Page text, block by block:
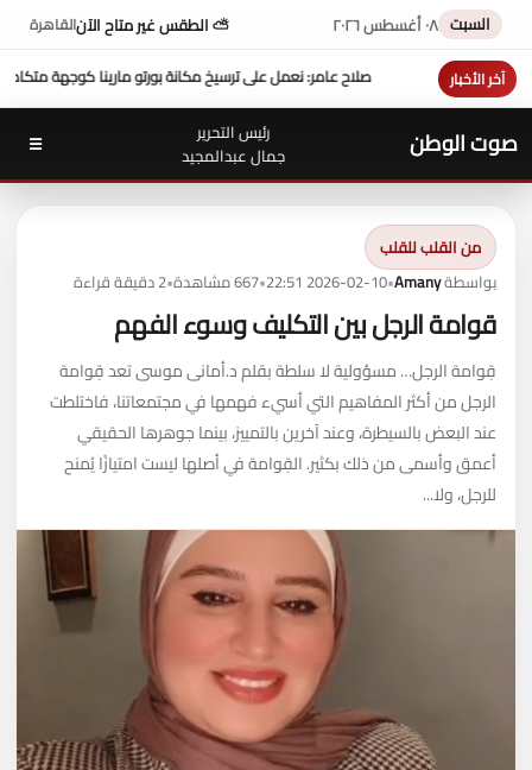
السبت ٠٨ أغسطس ٢٠٢٦ ⛅ الطقس غير متاح الآنالقاهرة
آخر الأخبار
للتيسير عليعزاء واجب ..بورتو مارينا كوجهة متكاملة لسياحة اليخوت في مصر
صوت الوطن
رئيس التحرير
جمال عبدالمجيد
☰
من القلب للقلب
بواسطةAmany
•
2026-02-10 22:51
•667 مشاهدة •2 دقيقة قراءة
قوامة الرجل بين التكليف وسوء الفهم
قِوامة الرجل… مسؤولية لا سلطة بقلم د.أمانى موسى تعد قِوامة
الرجل من أكثر المفاهيم التي أسيء فهمها في مجتمعاتنا، فاختلطت
عند البعض بالسيطرة، وعند آخرين بالتمييز، بينما جوهرها الحقيقي
أعمق وأسمى من ذلك بكثير. القِوامة في أصلها ليست امتيازًا يُمنح
للرجل، ولا...